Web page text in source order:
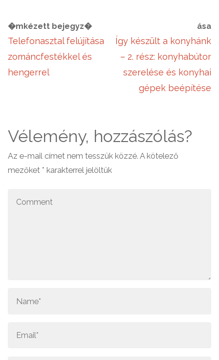
�mkézett bejegyz�
Telefonasztal felújítása
zománcfestékkel és
hengerrel
ása
Így készült a konyhánk
– 2. rész: konyhabútor
szerelése és konyhai
gépek beépítése
Vélemény, hozzászólás?
Az e-mail címet nem tesszük közzé. A kötelező
mezőket* karakterrel jelöltük